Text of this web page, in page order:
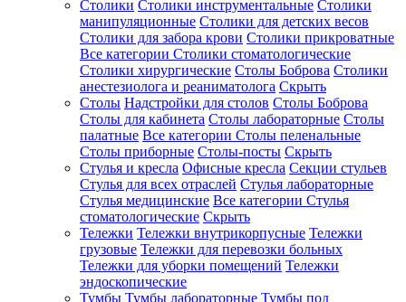
Столики Столики инструментальные Столики
манипуляционные Столики для детских весов
Столики для забора крови Столики прикроватные
Все категории Столики стоматологические
Столики хирургические Столы Боброва Столики
анестезиолога и реаниматолога Скрыть
Столы Надстройки для столов Столы Боброва
Столы для кабинета Столы лабораторные Столы
палатные Все категории Столы пеленальные
Столы приборные Столы-посты Скрыть
Стулья и кресла Офисные кресла Секции стульев
Стулья для всех отраслей Стулья лабораторные
Стулья медицинские Все категории Стулья
стоматологические Скрыть
Тележки Тележки внутрикорпусные Тележки
грузовые Тележки для перевозки больных
Тележки для уборки помещений Тележки
эндоскопические
Тумбы Тумбы лабораторные Тумбы под